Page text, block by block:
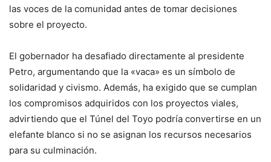
las voces de la comunidad antes de tomar decisiones
sobre el proyecto.
El gobernador ha desafiado directamente al presidente
Petro, argumentando que la «vaca» es un símbolo de
solidaridad y civismo. Además, ha exigido que se cumplan
los compromisos adquiridos con los proyectos viales,
advirtiendo que el Túnel del Toyo podría convertirse en un
elefante blanco si no se asignan los recursos necesarios
para su culminación.